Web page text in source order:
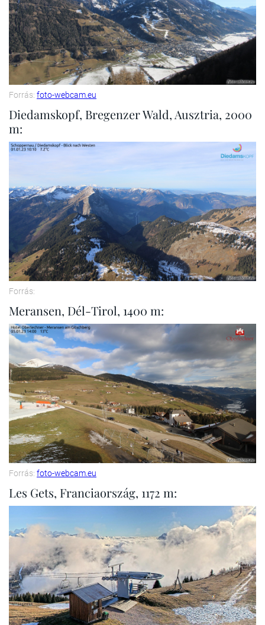
Forrás: foto-webcam.eu
Diedamskopf, Bregenzer Wald, Ausztria, 2000
m:
Forrás:
Meransen, Dél-Tirol, 1400 m:
Forrás: foto-webcam.eu
Les Gets, Franciaország, 1172 m: